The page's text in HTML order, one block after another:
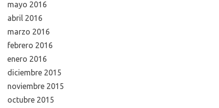
mayo 2016
abril 2016
marzo 2016
febrero 2016
enero 2016
diciembre 2015
noviembre 2015
octubre 2015